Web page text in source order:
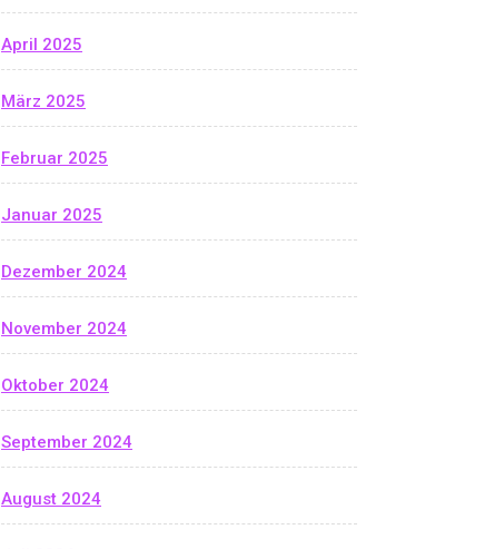
April 2025
März 2025
Februar 2025
Januar 2025
Dezember 2024
November 2024
Oktober 2024
September 2024
August 2024